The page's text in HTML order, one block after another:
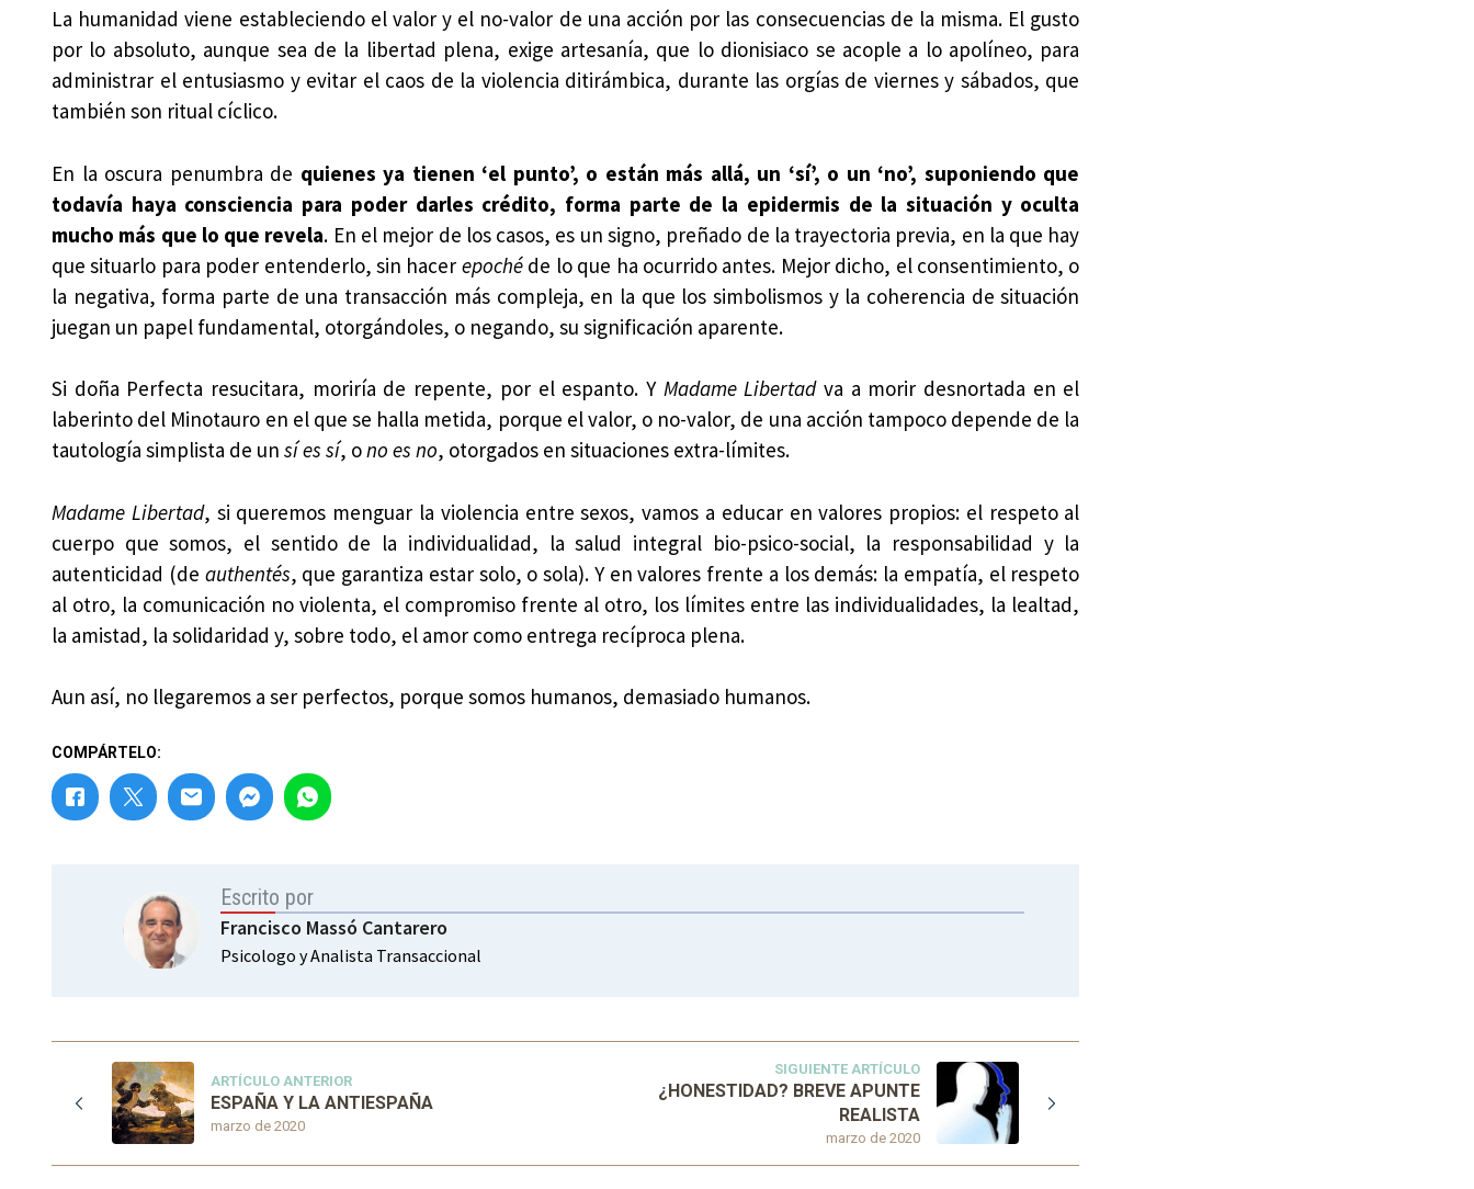
La humanidad viene estableciendo el valor y el no-valor de una acción por las consecuencias de la misma. El gusto
por lo absoluto, aunque sea de la libertad plena, exige artesanía, que lo dionisiaco se acople a lo apolíneo, para
administrar el entusiasmo y evitar el caos de la violencia ditirámbica, durante las orgías de viernes y sábados, que
también son ritual cíclico.
En la oscura penumbra de quienes ya tienen ‘el punto’, o están más allá, un ‘sí’, o un ‘no’, suponiendo que
todavía haya consciencia para poder darles crédito, forma parte de la epidermis de la situación y oculta
mucho más que lo que revela. En el mejor de los casos, es un signo, preñado de la trayectoria previa, en la que hay
que situarlo para poder entenderlo, sin hacer epochéde lo que ha ocurrido antes. Mejor dicho, el consentimiento, o
la negativa, forma parte de una transacción más compleja, en la que los simbolismos y la coherencia de situación
juegan un papel fundamental, otorgándoles, o negando, su significación aparente.
Si doña Perfecta resucitara, moriría de repente, por el espanto. Y Madame Libertadva a morir desnortada en el
laberinto del Minotauro en el que se halla metida, porque el valor, o no-valor, de una acción tampoco depende de la
tautología simplista de un sí es sí, ono es no, otorgados en situaciones extra-límites.
Madame Libertad, si queremos menguar la violencia entre sexos, vamos a educar en valores propios: el respeto al
cuerpo que somos, el sentido de la individualidad, la salud integral bio-psico-social, la responsabilidad y la
autenticidad (de authentés, que garantiza estar solo, o sola). Y en valores frente a los demás: la empatía, el respeto
al otro, la comunicación no violenta, el compromiso frente al otro, los límites entre las individualidades, la lealtad,
la amistad, la solidaridad y, sobre todo, el amor como entrega recíproca plena.
Aun así, no llegaremos a ser perfectos, porque somos humanos, demasiado humanos.
COMPÁRTELO:
Escrito por
Francisco Massó Cantarero
Psicologo y Analista Transaccional
ARTÍCULO ANTERIOR
marzo de 2020
ESPAÑA Y LA ANTIESPAÑA
SIGUIENTE ARTÍCULO
marzo de 2020
¿HONESTIDAD? BREVE APUNTE
REALISTA